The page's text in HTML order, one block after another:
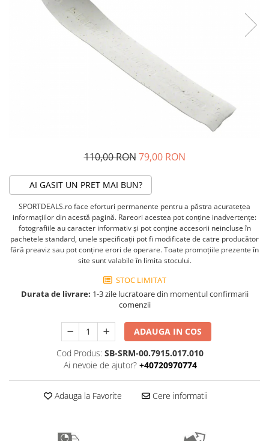
18" (varsta 5-7 ani)
16" (varsta 4-6 ani)
14" (varsta 3-5 ani)
BALANCE BIKE (varsta 2-3 ani)
ALTE ACCESORII
SUPORTI/STANDURI
FURCI SI AMORTIZOARE
PEDALE SI ACCESORII
PIESE E-BIKE
ROTI SI PIESE
RULMENTI
SEI SI COMPONENTE
TRANSMISIE
HANORACE
INCALTAMINTE
OCHELARI CICLISM
PROTECTII/ARMURI
ARMURI
PROTECTII COATE
PROTECTII GENUNCHI
ALTE PROTECTII
PANTALONI PROTECTIE
SEPCI /CACIULI / BANDANE
MASTI/CAGULE
PROSOAPE FITNESS/YOGA
BANDAJE/PROTECTII/RECUPERARE
SALTELE/COVOARE/PAVAJE
110,00 RON 79,00 RON
AI GASIT UN PRET MAI BUN?
SPORTDEALS.ro face eforturi permanente pentru a păstra acurateţea
informaţiilor din acestă pagină. Rareori acestea pot conţine inadvertenţe:
fotografiile au caracter informativ şi pot conţine accesorii neincluse în
pachetele standard, unele specificaţii pot fi modificate de catre producător
fără preaviz sau pot conţine erori de operare. Toate promoţiile prezente în
site sunt valabile în limita stocului.
STOC LIMITAT
Durata de livrare: 1-3 zile lucratoare din momentul confirmarii
comenzii
ADAUGA IN COS
Cod Produs: SB-SRM-00.7915.017.010
Ai nevoie de ajutor? +40720970774
Adauga la Favorite Cere informatii